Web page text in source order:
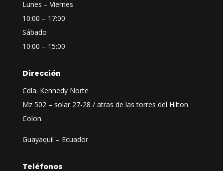
Lunes – Viernes
10:00 – 17:00
Sábado
10:00 – 15:00
Dirección
Cdla. Kennedy Norte
Mz 502 – solar 27-28 / atras de las torres del Hilton
Colon.
Guayaquil – Ecuador
Teléfonos